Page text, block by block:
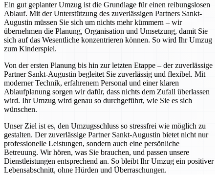
Ein gut geplanter Umzug ist die Grundlage für einen reibungslosen
Ablauf. Mit der Unterstützung des zuverlässigen Partners Sankt-
Augustin müssen Sie sich um nichts mehr kümmern – wir
übernehmen die Planung, Organisation und Umsetzung, damit Sie
sich auf das Wesentliche konzentrieren können. So wird Ihr Umzug
zum Kinderspiel.
Von der ersten Planung bis hin zur letzten Etappe – der zuverlässige
Partner Sankt-Augustin begleitet Sie zuverlässig und flexibel. Mit
moderner Technik, erfahrenem Personal und einer klaren
Ablaufplanung sorgen wir dafür, dass nichts dem Zufall überlassen
wird. Ihr Umzug wird genau so durchgeführt, wie Sie es sich
wünschen.
Unser Ziel ist es, den Umzugsschluss so stressfrei wie möglich zu
gestalten. Der zuverlässige Partner Sankt-Augustin bietet nicht nur
professionelle Leistungen, sondern auch eine persönliche
Betreuung. Wir hören, was Sie brauchen, und passen unsere
Dienstleistungen entsprechend an. So bleibt Ihr Umzug ein positiver
Lebensabschnitt, ohne Hürden und Überraschungen.